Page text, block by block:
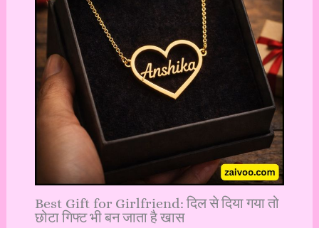
Best Gift for Girlfriend: दिल से दिया गया तो
छोटा गिफ्ट भी बन जाता है खास